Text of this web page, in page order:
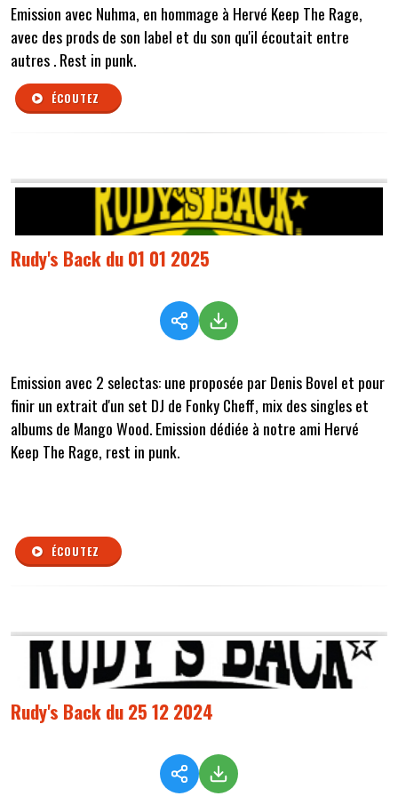
Emission avec Nuhma, en hommage à Hervé Keep The Rage,
avec des prods de son label et du son qu'il écoutait entre
autres . Rest in punk.
ÉCOUTEZ
Rudy's Back du 01 01 2025
Emission avec 2 selectas: une proposée par Denis Bovel et pour
finir un extrait d'un set DJ de Fonky Cheff, mix des singles et
albums de Mango Wood. Emission dédiée à notre ami Hervé
Keep The Rage, rest in punk.
ÉCOUTEZ
Rudy's Back du 25 12 2024